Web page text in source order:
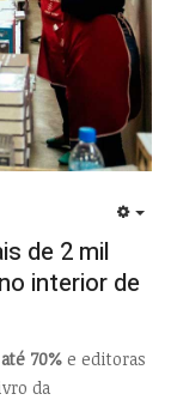
de 2 mil
interior de
70% e editoras
da